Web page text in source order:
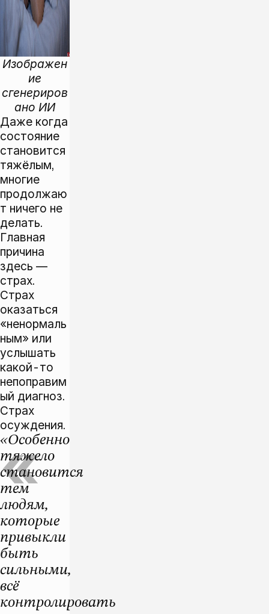
Изображен
ие
сгенериров
ано ИИ
Даже когда
состояние
становится
тяжёлым,
многие
продолжаю
т ничего не
делать.
Главная
причина
здесь —
страх.
Страх
оказаться
«ненормаль
ным» или
услышать
какой-то
непоправим
ый диагноз.
Страх
осуждения.
«Особенно
тяжело
становится
тем
людям,
которые
привыкли
быть
сильными,
всё
контролировать